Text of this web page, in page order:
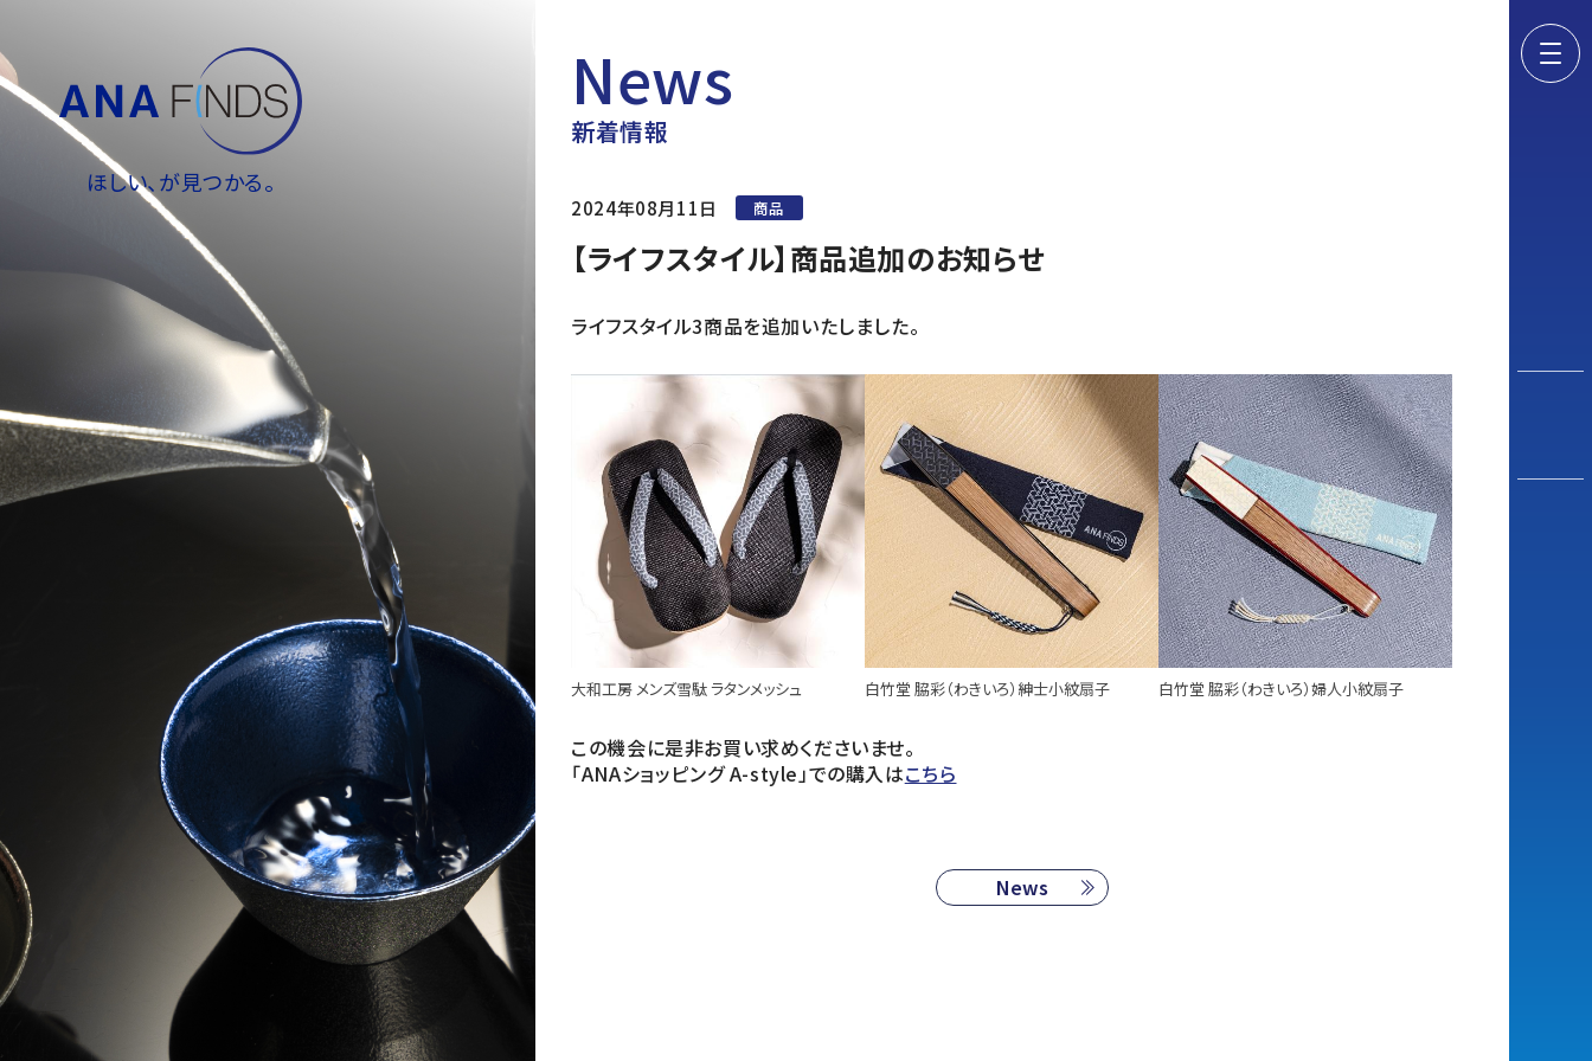
ほしい、が見つかる。
News
新着情報
2024年08月11日 商品
【ライフスタイル】商品追加のお知らせ
ライフスタイル3商品を追加いたしました。
大和工房 メンズ雪駄 ラタンメッシュ 白竹堂 脇彩（わきいろ）紳士小紋扇子 白竹堂 脇彩（わきいろ）婦人小紋扇子
この機会に是非お買い求めくださいませ。
「ANAショッピング A-style」での購入はこちら
News